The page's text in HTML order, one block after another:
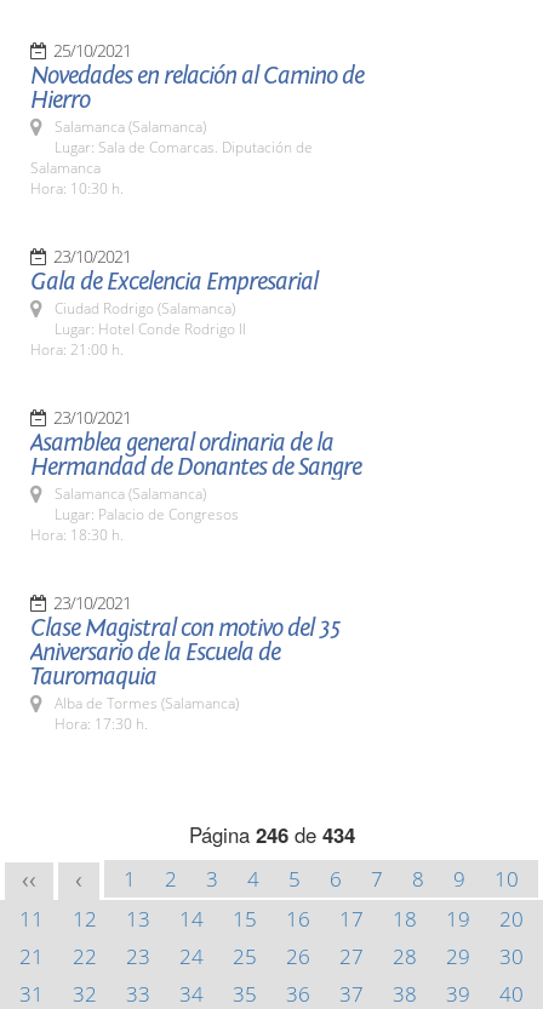
25/10/2021
Novedades en relación al Camino de
Hierro
Salamanca (Salamanca)
Lugar: Sala de Comarcas. Diputación de
Salamanca
Hora: 10:30 h.
23/10/2021
Gala de Excelencia Empresarial
Ciudad Rodrigo (Salamanca)
Lugar: Hotel Conde Rodrigo II
Hora: 21:00 h.
23/10/2021
Asamblea general ordinaria de la
Hermandad de Donantes de Sangre
Salamanca (Salamanca)
Lugar: Palacio de Congresos
Hora: 18:30 h.
23/10/2021
Clase Magistral con motivo del 35
Aniversario de la Escuela de
Tauromaquia
Alba de Tormes (Salamanca)
Hora: 17:30 h.
Página 246de 434
<< < 1 2 3 4 5 6 7 8 9
10
11
12 13 14 15 16 17 18 19
20
21
22 23 24 25 26 27 28 29
30
31
32 33 34 35 36 37 38 39
40